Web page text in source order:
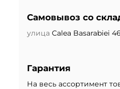
Самовывоз со
улица Calea Basarabiei 46
Гарантия
На весь ассортимент